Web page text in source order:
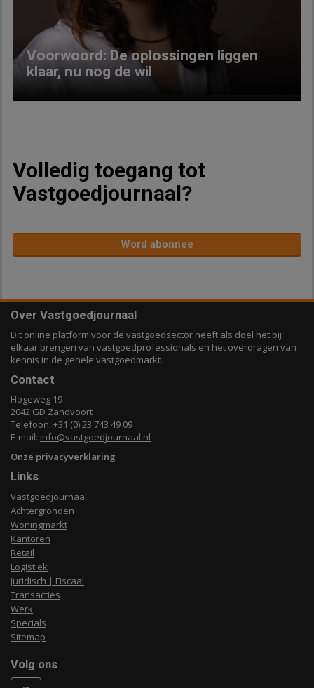
Voorwoord: De oplossingen liggen
klaar, nu nog de wil
Volledig toegang tot
Vastgoedjournaal?
Word abonnee
Over Vastgoedjournaal
Dit online platform voor de vastgoedsector heeft als doel het bij
elkaar brengen van vastgoedprofessionals en het overdragen van
kennis in de gehele vastgoedmarkt.
Contact
Hogeweg 19
2042 GD Zandvoort
Telefoon: +31 (0) 23 743 49 09
E-mail: info@vastgoedjournaal.nl
Onze privacyverklaring
Links
Vastgoedjournaal
Achtergronden
Woningmarkt
Kantoren
Retail
Logistiek
Juridisch | Fiscaal
Transacties
Werk
Specials
Sitemap
Volg ons